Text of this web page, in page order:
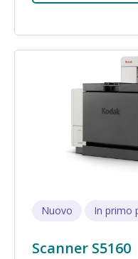
Immagine
Nuovo In primo
Scanner S5160